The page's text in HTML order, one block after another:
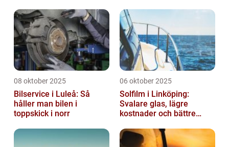
08 oktober 2025
Bilservice i Luleå: Så
håller man bilen i
toppskick i norr
06 oktober 2025
Solfilm i Linköping:
Svalare glas, lägre
kostnader och bättre